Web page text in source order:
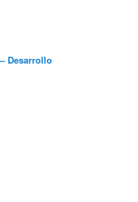
Desarrollo